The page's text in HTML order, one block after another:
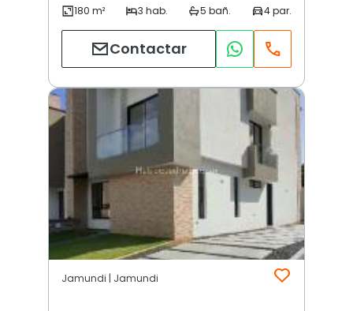
Contactar
Jamundi | Jamundi